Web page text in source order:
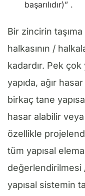
başarılıdır)” .
Bir zincirin
halkasının /
kadardır. Pek
yapıda, ağır
birkaç tane
hasar alabilir
özellikle
tüm yapısal
değerlendirilmesi
yapısal sistemin